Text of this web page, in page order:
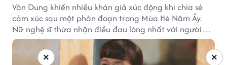
Vân Dung khiến nhiều khán giả xúc động khi chia sẻ
cảm xúc sau một phân đoạn trong Mùa Hè Năm Ấy.
Nữ nghệ sĩ thừa nhận điều đau lòng nhất với người
mẹ không phải sự nghèo khó, mà là khi các con phải
chứng kiến những tổn thương trong chính ngôi nhà
của mình.
×
×